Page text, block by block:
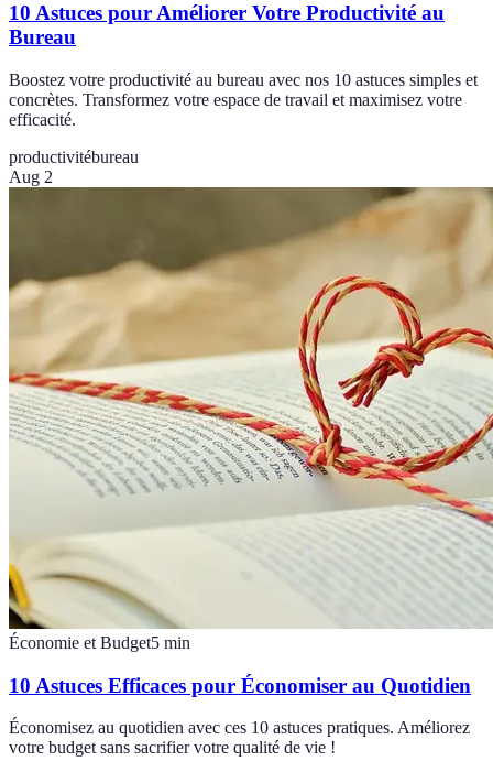
10 Astuces pour Améliorer Votre Productivité au
Bureau
Boostez votre productivité au bureau avec nos 10 astuces simples et
concrètes. Transformez votre espace de travail et maximisez votre
efficacité.
productivitébureau
Aug 2
Économie et Budget5 min
10 Astuces Efficaces pour Économiser au Quotidien
Économisez au quotidien avec ces 10 astuces pratiques. Améliorez
votre budget sans sacrifier votre qualité de vie !